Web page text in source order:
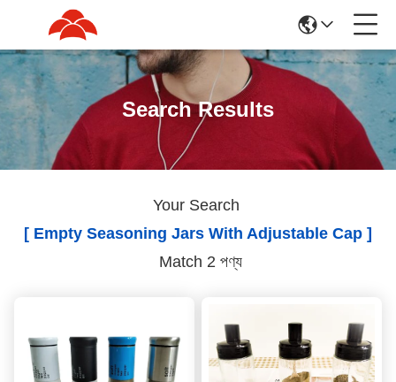
Search Results
Your Search
[ Empty Seasoning Jars With Adjustable Cap ]
Match 2 পণ্য